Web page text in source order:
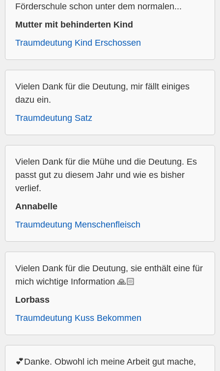
Förderschule schon unter dem normalen...
Mutter mit behinderten Kind
Traumdeutung Kind Erschossen
Vielen Dank für die Deutung, mir fällt einiges
dazu ein.
Traumdeutung Satz
Vielen Dank für die Mühe und die Deutung. Es
passt gut zu diesem Jahr und wie es bisher
verlief.
Annabelle
Traumdeutung Menschenfleisch
Vielen Dank für die Deutung, sie enthält eine für
mich wichtige Information 🙏🏻
Lorbass
Traumdeutung Kuss Bekommen
💕Danke. Obwohl ich meine Arbeit gut mache,